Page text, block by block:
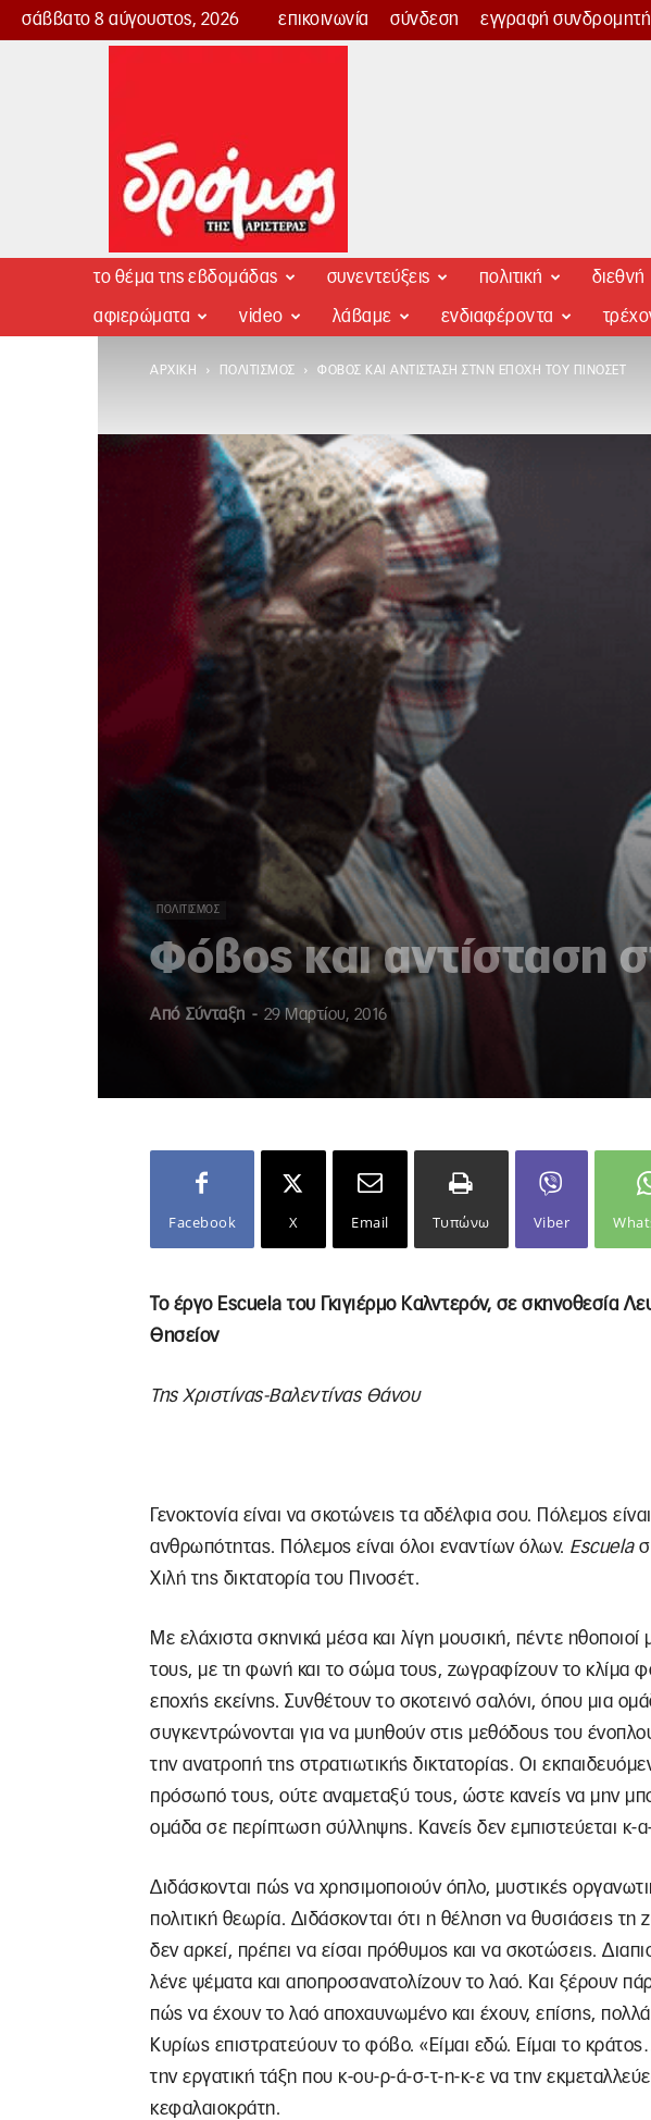
σάββατο 8 αύγουστος, 2026 επικοινωνία σύνδεση εγγραφή συνδρομητή
Δρόμος
το θέμα της εβδομάδας συνεντεύξεις πολιτική διεθνή
αφιερώματα video λάβαμε ενδιαφέροντα
ΑΡΧΙΚΉ ΠΟΛΙΤΙΣΜΌΣ ΦΌΒΟΣ ΚΑΙ ΑΝΤΊΣΤΑΣΗ ΣΤNΝ ΕΠΟΧΉ ΤΟΥ ΠΙΝΟΣΈΤ
ΠΟΛΙΤΙΣΜΌΣ
Φόβος και αντίσταση
Από Σύνταξη - 29 Μαρτίου, 2016
Facebook X Email Τυπώνω Viber
Το έργο Escuela του Γκιγιέρμο Καλντερόν, σε σκηνοθεσία
Θησείον
Της Χριστίνας-Βαλεντίνας Θάνου
Γενοκτονία είναι να σκοτώνεις τα αδέλφια σου. Πόλεμος
ανθρωπότητας. Πόλεμος είναι όλοι εναντίων όλων. Escuela
Χιλή της δικτατορία του Πινοσέτ.
Με ελάχιστα σκηνικά μέσα και λίγη μουσική, πέντε
τους, με τη φωνή και το σώμα τους, ζωγραφίζουν το κλίμα
εποχής εκείνης. Συνθέτουν το σκοτεινό σαλόνι, όπου μια
συγκεντρώνονται για να μυηθούν στις μεθόδους του
την ανατροπή της στρατιωτικής δικτατορίας. Οι
πρόσωπό τους, ούτε αναμεταξύ τους, ώστε κανείς να μην
ομάδα σε περίπτωση σύλληψης. Κανείς δεν εμπιστεύεται κ-
Διδάσκονται πώς να χρησιμοποιούν όπλο, μυστικές
πολιτική θεωρία. Διδάσκονται ότι η θέληση να θυσιάσεις
δεν αρκεί, πρέπει να είσαι πρόθυμος και να σκοτώσεις.
λένε ψέματα και αποπροσανατολίζουν το λαό. Και ξέρουν
πώς να έχουν το λαό αποχαυνωμένο και έχουν, επίσης,
Κυρίως επιστρατεύουν το φόβο. «Είμαι εδώ. Είμαι το
την εργατική τάξη που κ-ου-ρ-ά-σ-τ-η-κ-ε να την
κεφαλαιοκράτη.